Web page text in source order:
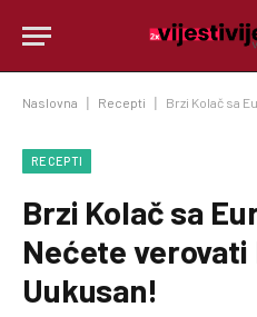
Naslovna Recepti Brzi Kolač sa
RECEPTI
Brzi Kolač sa
Nećete verovati
Uukusan!